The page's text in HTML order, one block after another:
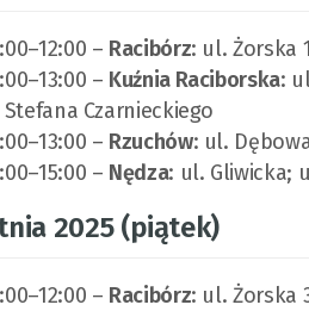
– Racibórz: ul. Żorska 1
– Kuźnia Raciborska:
Stefana Czarnieckiego
– Rzuchów: ul.
– Nędza: ul. Gliwicka;
2025 (piątek)
– Racibórz: ul. Żorska